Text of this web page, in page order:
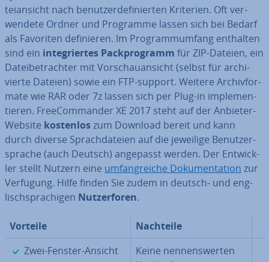
tei­an­sicht nach be­nut­zer­de­fi­nier­ten Kriterien. Oft ver­
wen­de­te Ordner und Programme lassen sich bei Bedarf
als Favoriten de­fi­nie­ren. Im Pro­gramm­um­fang enthalten
sind ein in­te­grier­tes Pack­pro­gramm für ZIP-Dateien, ein
Da­tei­be­trach­ter mit Vor­schau­an­sicht (selbst für ar­chi­
vier­te Dateien) sowie ein FTP-support. Weitere Ar­chiv­for­
ma­te wie RAR oder 7z lassen sich per Plug-in im­ple­men­
tie­ren. Free­Com­man­der XE 2017 steht auf der Anbieter-
Website kostenloszum Download bereit und kann
durch diverse Sprach­da­tei­en auf die jeweilige Be­nut­zer­
spra­che (auch Deutsch) angepasst werden. Der Ent­wick­
ler stellt Nutzern eine um­fang­rei­che Do­ku­men­ta­ti­on zur
Verfügung. Hilfe finden Sie zudem in deutsch- und eng­
lisch­spra­chi­gen Nut­zer­fo­ren.
Vorteile
Nachteile
✓
Zwei-Fenster-Ansicht
Keine nen­nens­wer­ten